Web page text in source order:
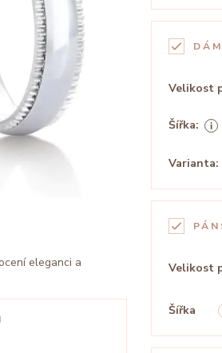
eleganci a
Velikost
Šířka:
Varianta:
Velikost
Šířka